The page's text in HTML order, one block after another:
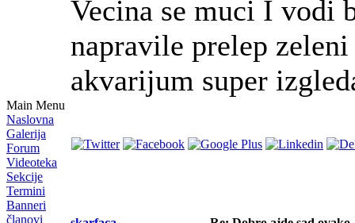
Main Menu
Naslovna
Galerija
Forum
Videoteka
Sekcije
Termini
Banneri
članovi
Vecina se muci I vodi
napravile prelep
akvarijum super